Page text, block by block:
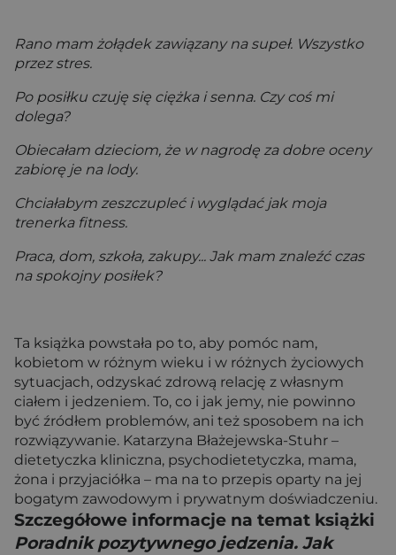
Rano mam żołądek zawiązany na supeł. Wszystko
przez stres.
Po posiłku czuję się ciężka i senna. Czy coś mi
dolega?
Obiecałam dzieciom, że w nagrodę za dobre oceny
zabiorę je na lody.
Chciałabym zeszczupleć i wyglądać jak moja
trenerka fitness.
Praca, dom, szkoła, zakupy... Jak mam znaleźć czas
na spokojny posiłek?
Ta książka powstała po to, aby pomóc nam,
kobietom w różnym wieku i w różnych życiowych
sytuacjach, odzyskać zdrową relację z własnym
ciałem i jedzeniem. To, co i jak jemy, nie powinno
być źródłem problemów, ani też sposobem na ich
rozwiązywanie. Katarzyna Błażejewska-Stuhr –
dietetyczka kliniczna, psychodietetyczka, mama,
żona i przyjaciółka – ma na to przepis oparty na jej
bogatym zawodowym i prywatnym doświadczeniu.
Szczegółowe informacje na temat książki
Poradnik pozytywnego jedzenia. Jak